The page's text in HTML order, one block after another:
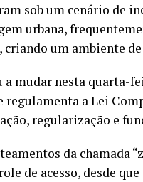
sob um cenário de
urbana,
criando um ambiente
a mudar nesta quarta-
regulamenta a Lei
regularização e
da chamada
de acesso, desde